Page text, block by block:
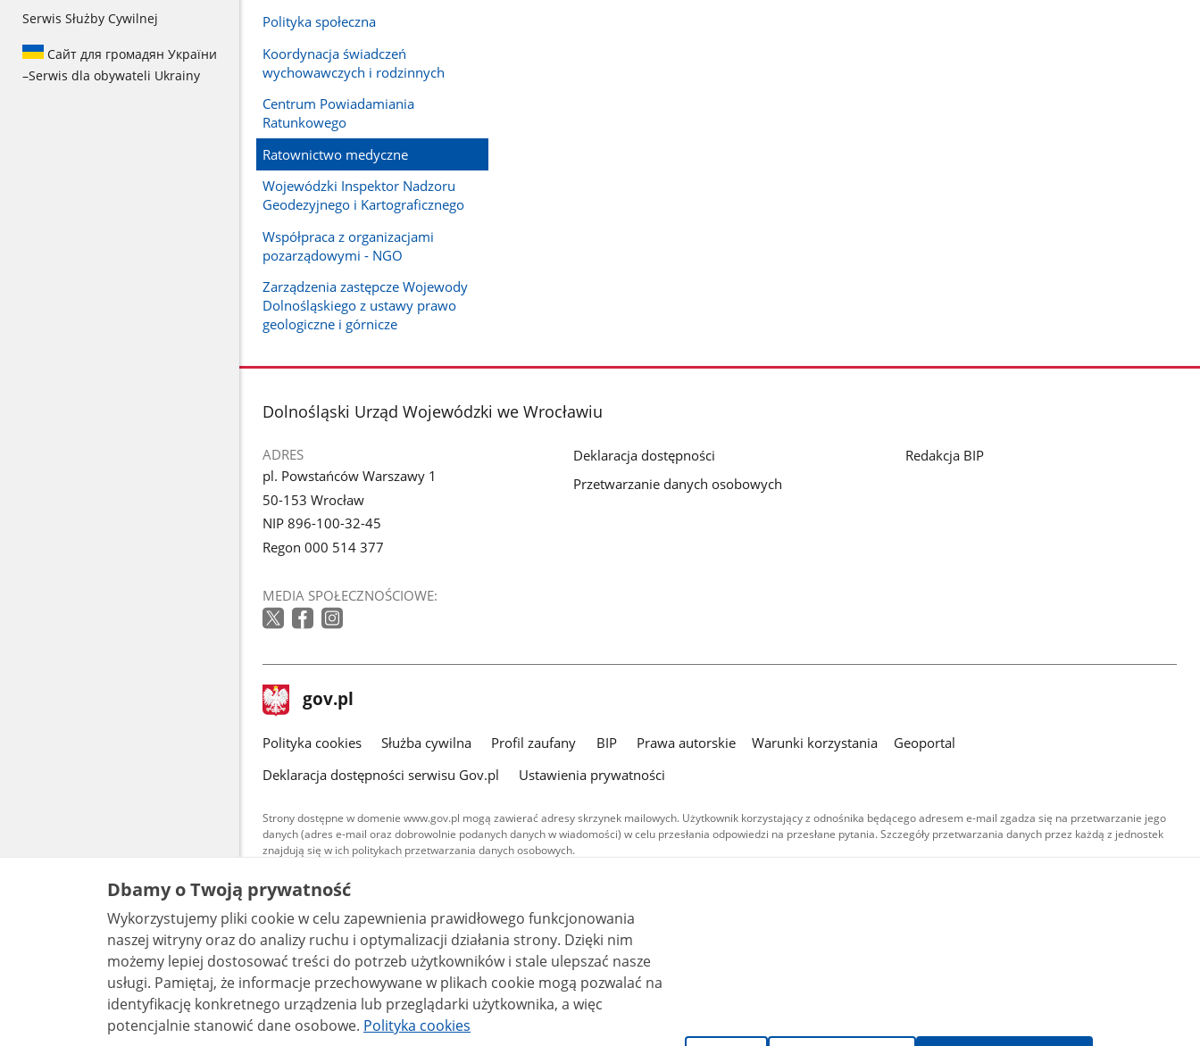
Serwis Służby Cywilnej
Сайт для громадян України
–Serwis dla obywateli Ukrainy
Polityka społeczna
Koordynacja świadczeń
wychowawczych i rodzinnych
Centrum Powiadamiania
Ratunkowego
Ratownictwo medyczne
Wojewódzki Inspektor Nadzoru
Geodezyjnego i Kartograficznego
Współpraca z organizacjami
pozarządowymi - NGO
Zarządzenia zastępcze Wojewody
Dolnośląskiego z ustawy prawo
geologiczne i górnicze
stopka
Dolnośląski Urząd Wojewódzki we Wrocławiu
ADRES
pl. Powstańców Warszawy 1
50-153 Wrocław
NIP 896-100-32-45
Regon 000 514 377
MEDIA SPOŁECZNOŚCIOWE:
Deklaracja dostępności
Przetwarzanie danych osobowych
Redakcja BIP
stopka
gov.pl Strona
gov.pl
gov.pl
Polityka cookies Służba cywilna Profil zaufany BIP Prawa autorskie Warunki korzystania
Geoportal
Deklaracja dostępności serwisu Gov.pl
Ustawienia prywatności
Strony dostępne w domenie www.gov.pl mogą zawierać adresy skrzynek mailowych. Użytkownik korzystający z odnośnika będącego adresem e-mail zgadza się na przetwarzanie jego
danych (adres e-mail oraz dobrowolnie podanych danych w wiadomości) w celu przesłania odpowiedzi na przesłane pytania. Szczegóły przetwarzania danych przez każdą z jednostek
znajdują się w ich politykach przetwarzania danych osobowych.
Treści tekstowe publikowane w serwisie (z wyłączeniem treści audiowizualnych), są
udostępniane na licencji typu Creative Commons: uznanie autorstwa - na tych samych
warunkach 4.0 (CC BY-SA 4.0). Materiały audiowizualne, w tym zdjęcia, materiały audio i wideo,
są udostępniane na licencji typu Creative Commons: uznanie autorstwa użycie niekomercyjne -
bez utworów zależnych 4.0 (CC BY-NC-ND 4.0), o ile nie jest to stwierdzone inaczej.
Dbamy o Twoją prywatność
Wykorzystujemy pliki cookie w celu zapewnienia prawidłowego funkcjonowania
naszej witryny oraz do analizy ruchu i optymalizacji działania strony. Dzięki nim
możemy lepiej dostosować treści do potrzeb użytkowników i stale ulepszać nasze
usługi. Pamiętaj, że informacje przechowywane w plikach cookie mogą pozwalać na
identyfikację konkretnego urządzenia lub przeglądarki użytkownika, a więc
potencjalnie stanowić dane osobowe. Polityka cookies